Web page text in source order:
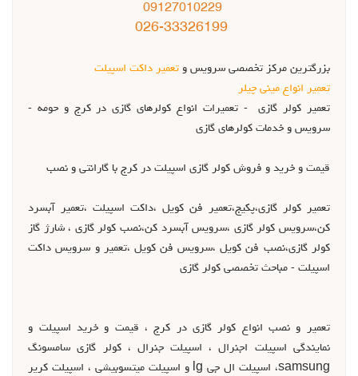
09127010229
026-33326199
بزرگترین مرکز تخصصی سرویس وتعمیر داکت اسپیلت
تعمیر انواع مینی چیلر
تعمير کولر گازي - تعميرات انواع کولرهاي گازي در کرج و حومه -
سرويس و خدمات کولرهاي گازي
قيمت و خريد و فروش کولر گازي اسپيلت در کرج با گارانتي و نصب
تعمير کولر گازي،پکيج،تعمير فن کويل ،داکت اسپيلت ،تعمير آبسرد
کن،سرويس کولر گازي ،سرويس آبسرد کن،نصب کولر گازي ، شارژ گاز
کولر گازي،نصب فن کويل ،سرويس فن کويل ،تعمير و سرويس داکت
اسپيلت - مباحث تخصصي کولر گازي
تعمير و نصب انواع کولر گازي در کرج ، قيمت و خريد اسپيلت و
نمايندگي اسپيلت اجنرال ، اسپيلت جنرال ، کولر گازي سامسونگ
samsung، اسپيلت ال جي lg و اسپيلت ميتسوبيشي ، اسپيلت کرير